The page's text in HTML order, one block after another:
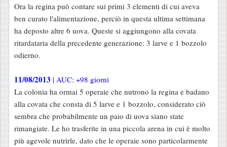
Ora la regina può contare sui primi 3 elementi di cui aveva
ben curato l'alimentazione, perciò in questa ultima settimana
ha deposto altre 6 uova. Queste si aggiungono alla covata
ritardataria della precedente generazione: 3 larve e 1 bozzolo
odierno.
11/08/2013 | AUC: +98 giorni
La colonia ha ormai 5 operaie che nutrono la regina e badano
alla covata che consta di 5 larve e 1 bozzolo, considerato ciò
sembra che probabilmente un paio di uova siano state
rimangiate. Le ho trasferite in una piccola arena in cui è molto
più agevole nutrirle, dato che le operaie sono particolarmente